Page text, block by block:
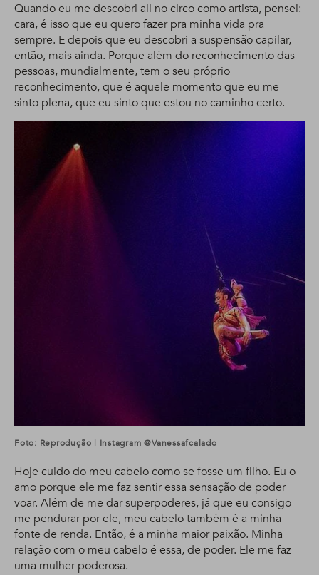
Quando eu me descobri ali no circo como artista, pensei:
cara, é isso que eu quero fazer pra minha vida pra
sempre. E depois que eu descobri a suspensão capilar,
então, mais ainda. Porque além do reconhecimento das
pessoas, mundialmente, tem o seu próprio
reconhecimento, que é aquele momento que eu me
sinto plena, que eu sinto que estou no caminho certo.
Foto: Reprodução | Instagram @vanessafcalado
Hoje cuido do meu cabelo como se fosse um filho. Eu o
amo porque ele me faz sentir essa sensação de poder
voar. Além de me dar superpoderes, já que eu consigo
me pendurar por ele, meu cabelo também é a minha
fonte de renda. Então, é a minha maior paixão. Minha
relação com o meu cabelo é essa, de poder. Ele me faz
uma mulher poderosa.